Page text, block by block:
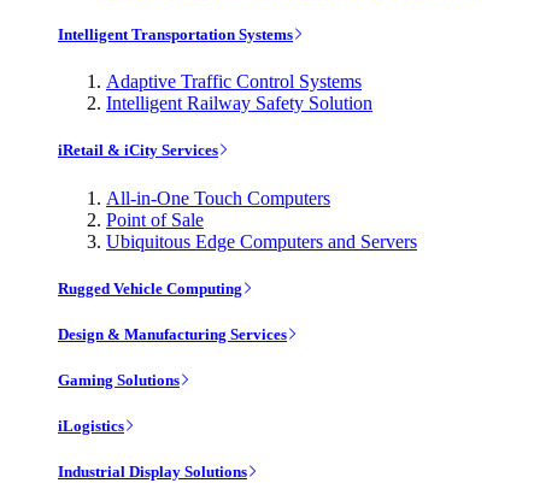
Intelligent Transportation Systems
Adaptive Traffic Control Systems
Intelligent Railway Safety Solution
iRetail & iCity Services
All-in-One Touch Computers
Point of Sale
Ubiquitous Edge Computers and Servers
Rugged Vehicle Computing
Design & Manufacturing Services
Gaming Solutions
iLogistics
Industrial Display Solutions